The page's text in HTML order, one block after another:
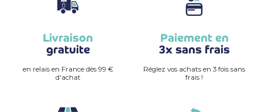
Livraison
gratuite
en relais en France dès 99 €
d'achat
Paiement en
3x sans frais
Réglez vos achats en 3 fois sans
frais !